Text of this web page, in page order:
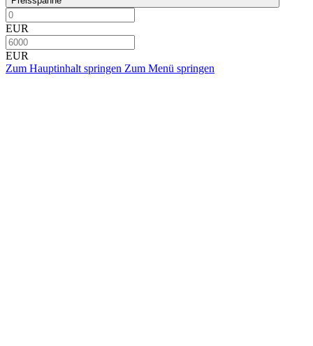
EUR
EUR
Zum Hauptinhalt springen Zum Menü springen